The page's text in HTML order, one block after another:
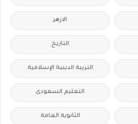
الازهر
التاريخ
التربية الدينية الإسلامية
التعليم السعودى
الثانوية العامة